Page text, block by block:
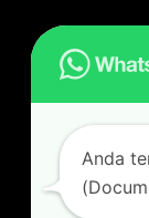
Kontak kami
Alamat
Jl Swadaya
Anda